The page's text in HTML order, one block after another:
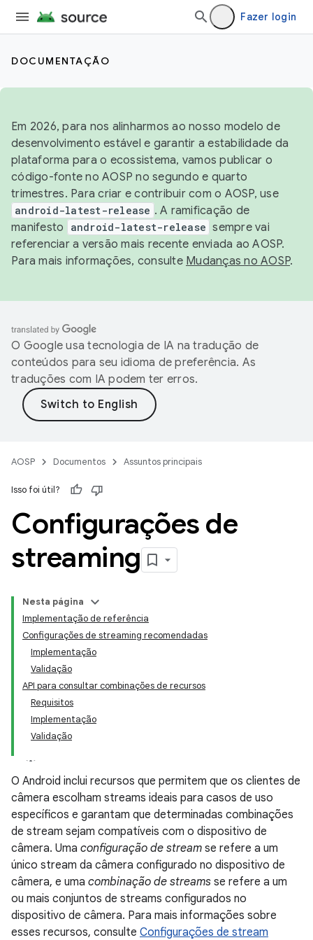
Fazer login
DOCUMENTAÇÃO
Em 2026, para nos alinharmos ao nosso modelo de
desenvolvimento estável e garantir a estabilidade da
plataforma para o ecossistema, vamos publicar o
código-fonte no AOSP no segundo e quarto
trimestres. Para criar e contribuir com o AOSP, use
android-latest-release . A ramificação de
manifesto
android-latest-release sempre vai
referenciar a versão mais recente enviada ao AOSP.
Para mais informações, consulte Mudanças no AOSP.
O Google usa tecnologia de IA na tradução de
conteúdos para seu idioma de preferência. As
traduções com IA podem ter erros.
AOSP Documentos Assuntos principais
Isso foi útil?
Configurações de
streaming
Nesta página
Implementação de referência
Configurações de streaming recomendadas
Implementação
Validação
API para consultar combinações de recursos
Requisitos
Implementação
Validação
O Android inclui recursos que permitem que os clientes de
câmera escolham streams ideais para casos de uso
específicos e garantam que determinadas combinações
de stream sejam compatíveis com o dispositivo de
câmera. Uma configuração de stream se refere a um
único stream da câmera configurado no dispositivo de
câmera, e uma combinação de streams se refere a um
ou mais conjuntos de streams configurados no
dispositivo de câmera. Para mais informações sobre
esses recursos, consulte Configurações de stream